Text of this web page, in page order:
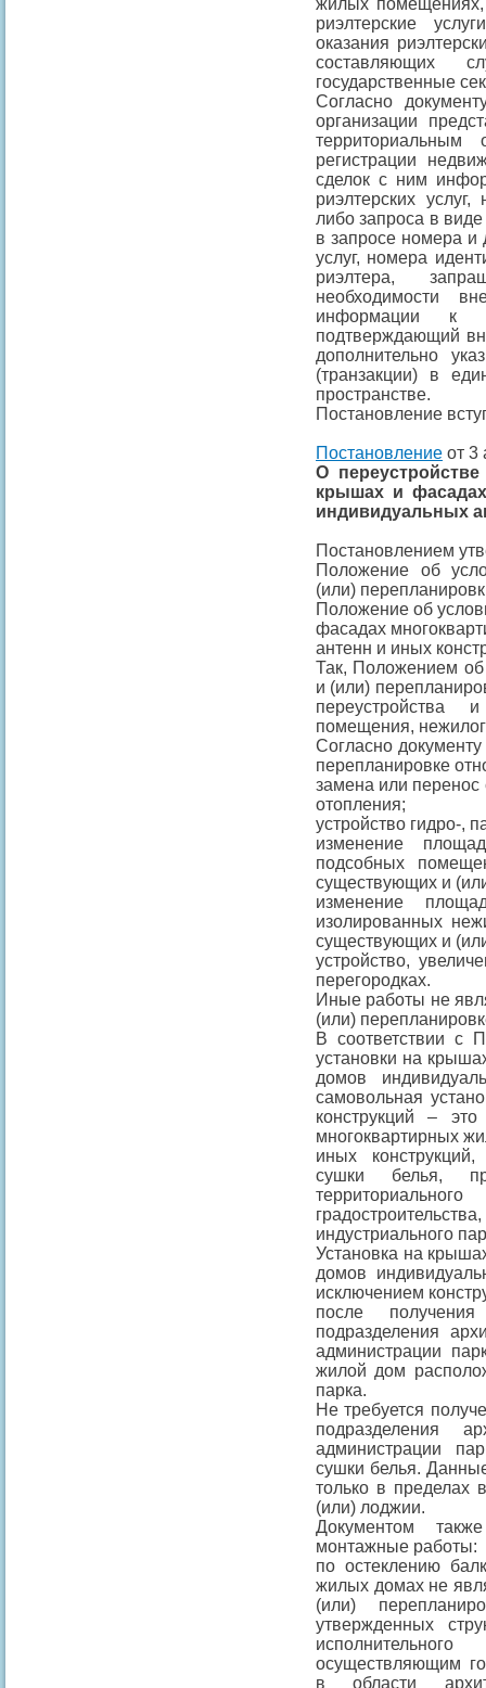
жилых
риэлтерские
оказания
составляющих
государственные
Согласно
организации
территориальным
регистрации
сделок с ним
риэлтерских
либо запроса в
в запросе номера и
услуг, номера
риэлтера,
необходимости
информации к
подтверждающий
дополнительно
(транзакции) в
пространстве.
Постановление
Постановление от 3
О
крышах и
индивидуальных
Постановлением
Положение об
(или)
Положение об
фасадах
антенн и иных
Так, Положением об
и (или)
переустройства
помещения,
Согласно
перепланировке
замена или перенос
отопления;
устройство гидро-,
изменение
подсобных
существующих и
изменение
изолированных
существующих и
устройство,
перегородках.
Иные работы не
(или)
В соответствии с
установки на
домов
самовольная
конструкций –
многоквартирных
иных
сушки белья,
индустриального
Установка на
домов
исключением
после получения
подразделения
администрации
жилой дом
парка.
Не требуется
подразделения
администрации
сушки белья.
только в пределах
(или) лоджии.
Документом
монтажные работы:
по остеклению
жилых домах не
(или)
утвержденных
осуществляющим
в области